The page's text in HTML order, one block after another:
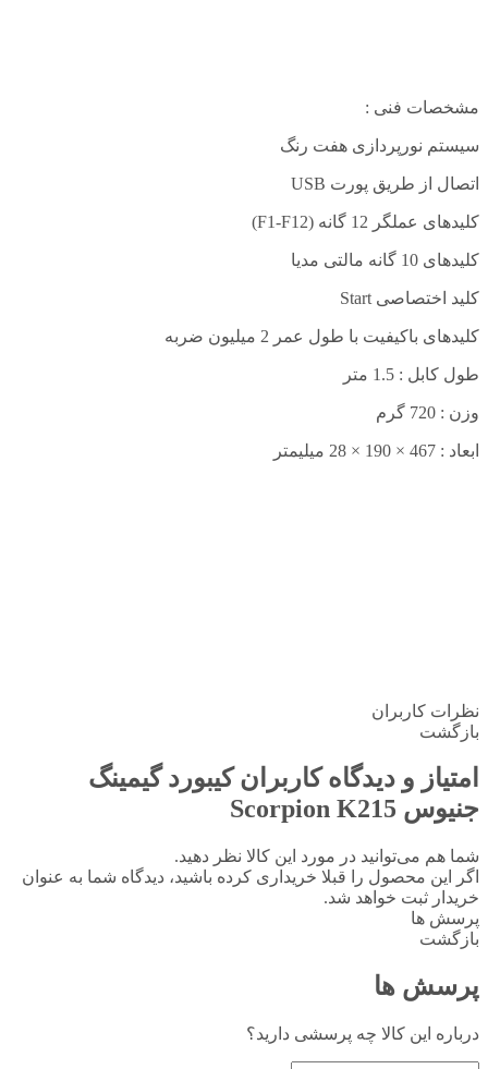
مشخصات فنی :
سیستم نورپردازی هفت رنگ
اتصال از طریق پورت USB
کلیدهای عملگر 12 گانه (F1-F12)
کلیدهای 10 گانه مالتی مدیا
کلید اختصاصی Start
کلیدهای باکیفیت با طول عمر 2 میلیون ضربه
طول کابل : 1.5 متر
وزن : 720 گرم
ابعاد : 467 × 190 × 28 میلیمتر
نظرات کاربران
بازگشت
امتیاز و دیدگاه کاربرانکیبورد گیمینگ
جنیوس Scorpion K215
شما هم می‌توانید در مورد این کالا نظر دهید.
اگر این محصول را قبلا خریداری کرده باشید، دیدگاه شما به عنوان
خریدار ثبت خواهد شد.
پرسش ها
بازگشت
پرسش ها
درباره این کالا چه پرسشی دارید؟